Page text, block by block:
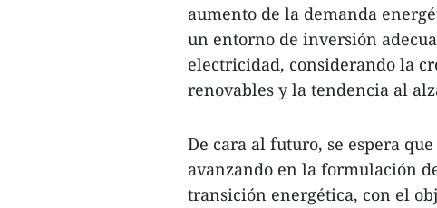
aumento de la demanda
un entorno de inversión
electricidad, considerando la
renovables y la tendencia al
De cara al futuro, se espera
avanzando en la formulación
transición energética, con el